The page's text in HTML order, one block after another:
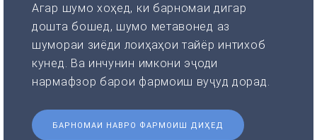
Агар шумо хоҳед, ки барномаи дигар
дошта бошед, шумо метавонед аз
шумораи зиёди лоиҳаҳои тайёр интихоб
кунед. Ва инчунин имкони эҷоди
нармафзор барои фармоиш вуҷуд дорад.
БАРНОМАИ НАВРО ФАРМОИШ ДИҲЕД